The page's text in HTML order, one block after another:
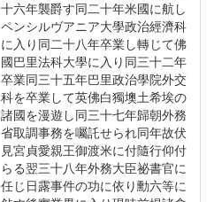
十六年襲爵す同二十年米國に航し
ペンシルヴアニア大學政治經濟科
に入り同二十八年卒業し轉じて佛
國巴里法科大學に入り同三十二年
卒業同三十五年巴里政治學院外交
科を卒業して英佛白獨墺土希埃の
諸國を漫遊し同三十七年歸朝外務
省取調事務を囑託せられ同年故伏
見宮貞愛親王御渡米に付隨行仰付
らる翌三十八年外務大臣祕書官に
任じ日露事件の功に依り勳六等に